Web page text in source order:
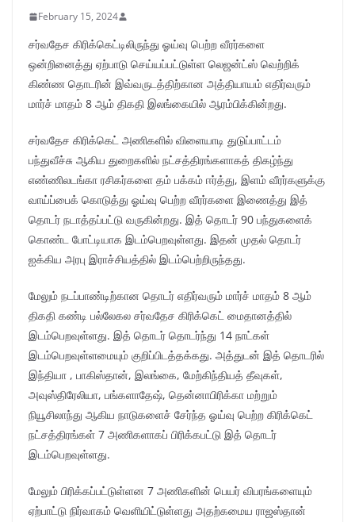
February 15, 2024
சர்வதேச கிரிக்கெட்டிலிருந்து ஓய்வு பெற்ற வீரர்களை
ஒன்றினைத்து ஏற்பாடு செய்யப்பட்டுள்ள லெஜன்ட்ஸ் வெற்றிக்
கிண்ண தொடரின் இவ்வருடத்திற்கான அத்தியாயம் எதிர்வரும்
மார்ச் மாதம் 8 ஆம் திகதி இலங்கையில் ஆரம்பிக்கின்றது.
சர்வதேச கிரிக்கெட் அணிகளில் விளையாடி துடுப்பாட்டம்
பந்துவீச்சு ஆகிய துறைகளில் நட்சத்திரங்களாகத் திகழ்ந்து
எண்ணிலடங்கா ரசிகர்களை தம் பக்கம் ஈர்த்து, இளம் வீரர்களுக்கு
வாய்ப்பைக் கொடுத்து ஓய்வு பெற்ற வீரர்களை இணைத்து இத்
தொடர் நடாத்தப்பட்டு வருகின்றது. இத் தொடர் 90 பந்துகளைக்
கொண்ட போட்டியாக இடம்பெறவுள்ளது. இதன் முதல் தொடர்
ஐக்கிய அரபு இராச்சியத்தில் இடம்பெற்றிருந்தது.
மேலும் நடப்பாண்டிற்கான தொடர் எதிர்வரும் மார்ச் மாதம் 8 ஆம்
திகதி கண்டி பல்லேகல சர்வதேச கிரிக்கெட் மைதானத்தில்
இடம்பெறவுள்ளது. இத் தொடர் தொடர்ந்து 14 நாட்கள்
இடம்பெறவுள்ளமையும் குறிப்பிடத்தக்கது. அத்துடன் இத் தொடரில்
இந்தியா , பாகிஸ்தான், இலங்கை, மேற்கிந்தியத் தீவுகள்,
அவுஸ்திரேலியா, பங்களாதேஷ், தென்னாபிரிக்கா மற்றும்
நியூசிலாந்து ஆகிய நாடுகளைச் சேர்ந்த ஓய்வு பெற்ற கிரிக்கெட்
நட்சத்திரங்கள் 7 அணிகளாகப் பிரிக்கபட்டு இத் தொடர்
இடம்பெறவுள்ளது.
மேலும் பிரிக்கப்பட்டுள்ளன 7 அணிகளின் பெயர் விபரங்களையும்
ஏற்பாட்டு நிர்வாகம் வெளியிட்டுள்ளது அதற்கமைய ராஜஸ்தான்